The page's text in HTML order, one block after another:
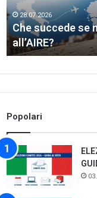
all’AIRE?
28.07.2026
Che succede se
all’AIRE?
Popolari